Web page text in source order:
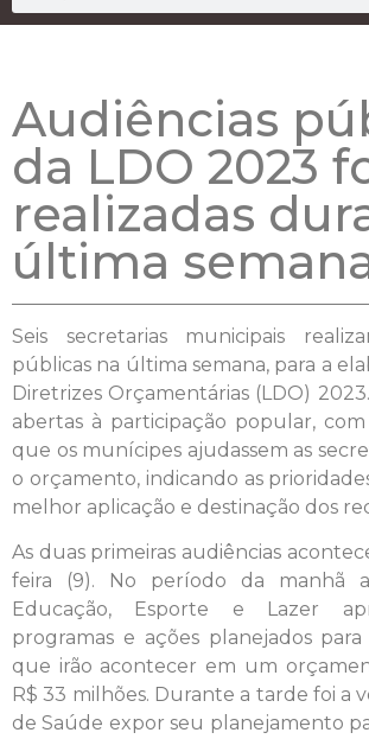
Audiências
da LDO 2023
realizadas
última
Seis secretarias municipais
públicas na última semana, para a
Diretrizes Orçamentárias (LDO)
abertas à participação popular,
que os munícipes ajudassem as
o orçamento, indicando as
melhor aplicação e destinação dos
As duas primeiras audiências
feira (9). No período da manhã
Educação, Esporte e Lazer
programas e ações planejados
que irão acontecer em um
R$ 33 milhões. Durante a tarde foi a
de Saúde expor seu planejamento